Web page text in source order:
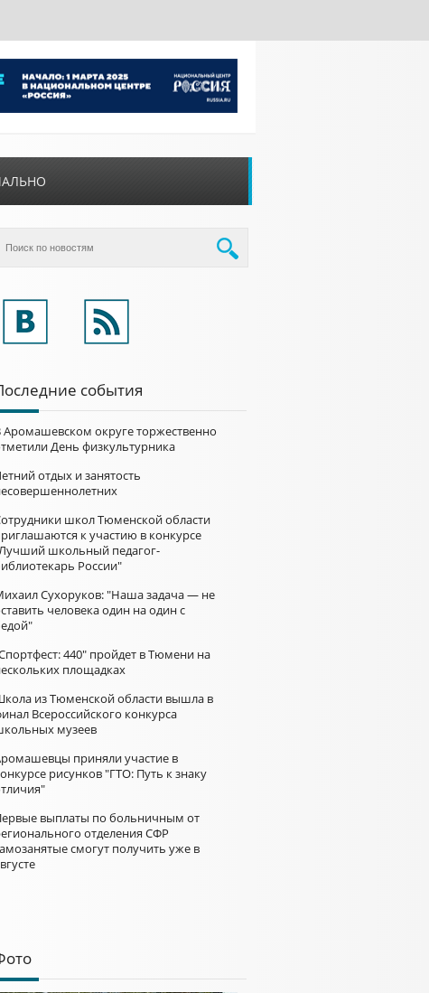
события
Аромашевском округе торжественно
День физкультурника
отдых и занятость
школ Тюменской области
к участию в конкурсе
школьный педагог-
России"
Сухоруков: "Наша задача — не
человека один на один с
440" пройдет в Тюмени на
площадках
из Тюменской области вышла в
Всероссийского конкурса
музеев
приняли участие в
рисунков "ГТО: Путь к знаку
выплаты по больничным от
отделения СФР
смогут получить уже в